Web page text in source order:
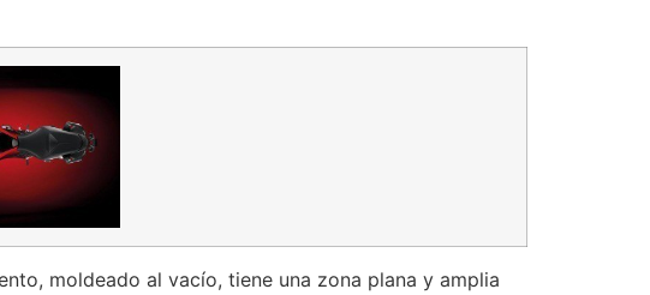
moldeado al vacío, tiene una zona plana y amplia